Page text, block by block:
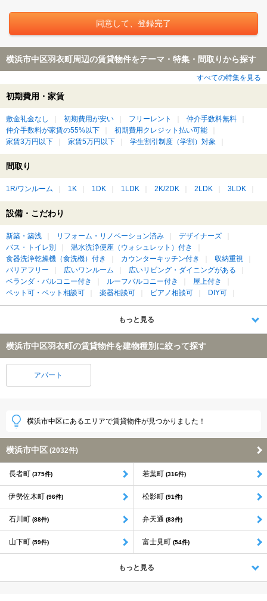
横浜市中区羽衣町周辺の賃貸物件をテーマ・特集・間取りから探す
すべての特集を見る
初期費用・家賃
敷金礼金なし 初期費用が安い フリーレント
仲介手数料無料
仲介手数料が家賃の55%以下
初期費用クレジット払い可能
家賃3万円以下
家賃5万円以下 学生割引制度（学割）対象
間取り
1R/ワンルーム 1K 1DK 1LDK 2K/2DK 2LDK 3LDK
設備・こだわり
新築・築浅 リフォーム・リノベーション済み
デザイナーズ
バス・トイレ別
温水洗浄便座（ウォシュレット）付き
食器洗浄乾燥機（食洗機）付き
カウンターキッチン付き
収納重視
バリアフリー
広いワンルーム
広いリビング・ダイニングがある
ベランダ・バルコニー付き
ルーフバルコニー付き
屋上付き
ペット可・ペット相談可
楽器相談可 ピアノ相談可 DIY可
もっと見る
横浜市中区羽衣町の賃貸物件を建物種別に絞って探す
アパート
横浜市中区にあるエリアで賃貸物件が見つかりました！
横浜市中区 (2032件)
長者町 (375件) 若葉町 (316件)
伊勢佐木町 (96件) 松影町 (91件)
石川町 (88件) 弁天通 (83件)
山下町 (59件) 富士見町 (54件)
もっと見る